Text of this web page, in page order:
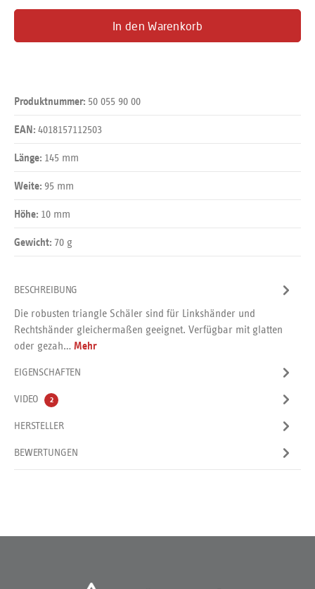
In den Warenkorb
Produktnummer: 50 055 90 00
EAN: 4018157112503
Länge: 145 mm
Weite: 95 mm
Höhe: 10 mm
Gewicht: 70 g
BESCHREIBUNG
Die robusten triangle Schäler sind für Linkshänder und
Rechtshänder gleichermaßen geeignet. Verfügbar mit glatten
oder gezah… Mehr
EIGENSCHAFTEN
VIDEO 2
HERSTELLER
BEWERTUNGEN